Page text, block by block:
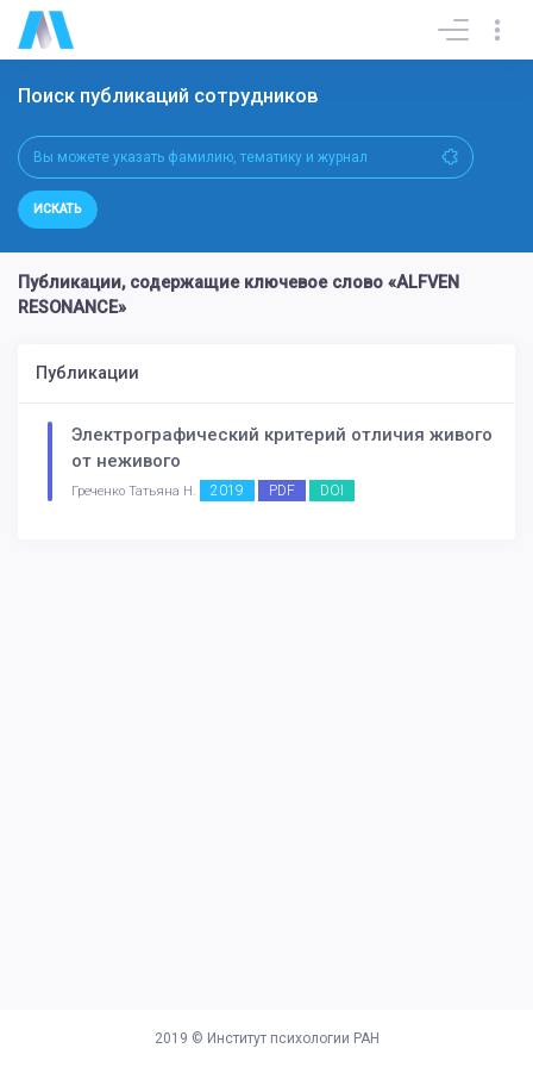
Поиск публикаций сотрудников
ИСКАТЬ
Публикации, содержащие ключевое слово «ALFVEN
RESONANCE»
Публикации
Электрографический критерий отличия живого
от неживого
Греченко Татьяна Н. 2019 PDF DOI
2019 © Институт психологии РАН